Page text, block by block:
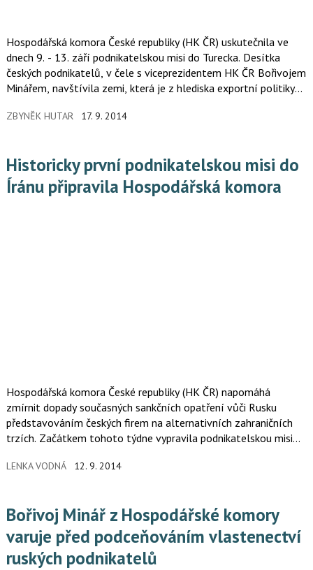
Hospodářská komora České republiky (HK ČR) uskutečnila ve
dnech 9. - 13. září podnikatelskou misi do Turecka. Desítka
českých podnikatelů, v čele s viceprezidentem HK ČR Bořivojem
Minářem, navštívila zemi, která je z hlediska exportní politiky
historicky první podnikatelskou misi do Íránu, a to ve spolupráci
náměstka ministra zahraničí Martina Tlapy měla podnikatelská
mise do Íránu částečně doprovodný charakter.
ZBYNĚK HUTAR 17. 9. 2014
Historicky první podnikatelskou misi do
Íránu připravila Hospodářská komora
Hospodářská komora České republiky (HK ČR) napomáhá
zmírnit dopady současných sankčních opatření vůči Rusku
představováním českých firem na alternativních zahraničních
trzích. Začátkem tohoto týdne vypravila podnikatelskou misi
Íránu.
LENKA VODNÁ 12. 9. 2014
Bořivoj Minář z Hospodářské komory
varuje před podceňováním vlastenectví
ruských podnikatelů